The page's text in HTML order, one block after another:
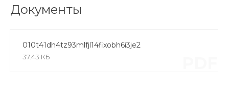
Документы
010t41dh4tz93mlfjl14fixobh6i3je2
37.43 КБ